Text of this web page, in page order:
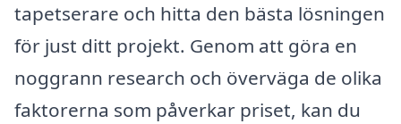
tapetserare och hitta den bästa lösningen
för just ditt projekt. Genom att göra en
noggrann research och överväga de olika
faktorerna som påverkar priset, kan du